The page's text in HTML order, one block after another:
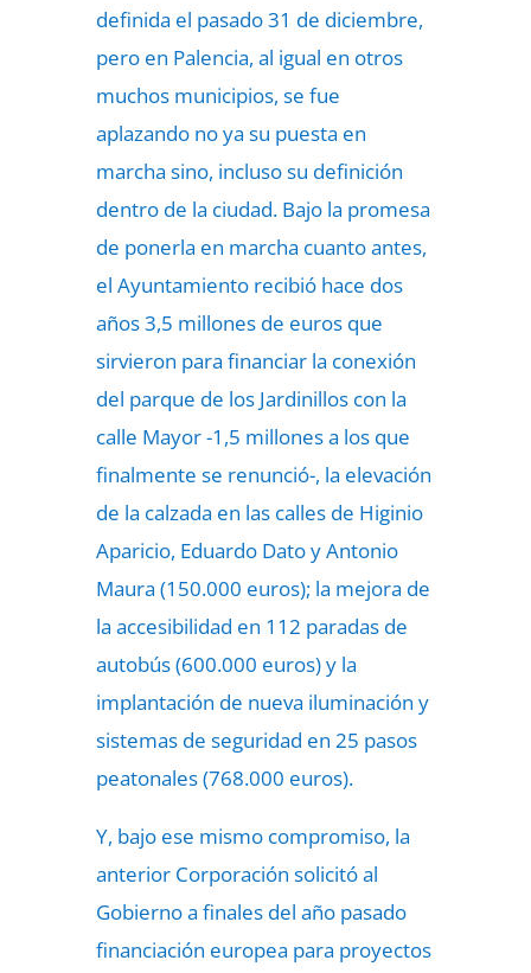
definida el pasado 31 de diciembre,
pero en Palencia, al igual en otros
muchos municipios, se fue
aplazando no ya su puesta en
marcha sino, incluso su definición
dentro de la ciudad. Bajo la promesa
de ponerla en marcha cuanto antes,
el Ayuntamiento recibió hace dos
años 3,5 millones de euros que
sirvieron para financiar la conexión
del parque de los Jardinillos con la
calle Mayor -1,5 millones a los que
finalmente se renunció-, la elevación
de la calzada en las calles de Higinio
Aparicio, Eduardo Dato y Antonio
Maura (150.000 euros); la mejora de
la accesibilidad en 112 paradas de
autobús (600.000 euros) y la
implantación de nueva iluminación y
sistemas de seguridad en 25 pasos
peatonales (768.000 euros).
Y, bajo ese mismo compromiso, la
anterior Corporación solicitó al
Gobierno a finales del año pasado
financiación europea para proyectos